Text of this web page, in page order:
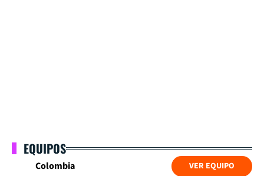
EQUIPOS
Colombia VER EQUIPO